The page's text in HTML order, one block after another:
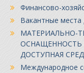
Финансово-
Вакантные места
МАТЕРИАЛЬНО-
ОСНАЩЕННОСТЬ
ДОСТУПНАЯ
Международное